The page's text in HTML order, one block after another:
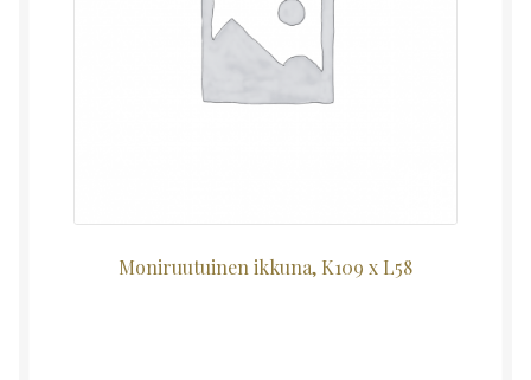
Moniruutuinen ikkuna, K109 x L58